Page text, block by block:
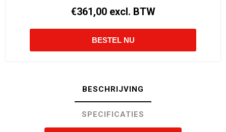
€361,00 excl. BTW
BESCHRIJVING
SPECIFICATIES